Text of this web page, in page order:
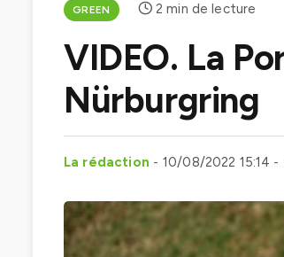
GREEN 2 min de lecture
VIDEO. La
Nürburgring
La rédaction 10/08/2022 15:14